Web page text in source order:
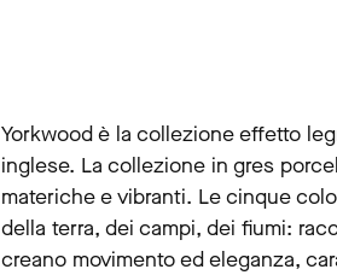
Yorkwood è la collezione effetto
inglese. La collezione in gres
materiche e vibranti. Le cinque
della terra, dei campi, dei fiumi:
creano movimento ed eleganza,